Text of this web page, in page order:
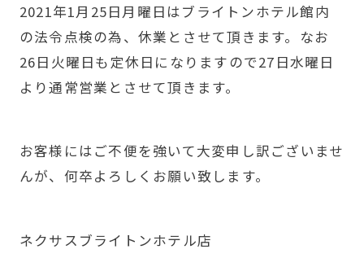
2021年1月25日月曜日はブライトンホテル館内
の法令点検の為、休業とさせて頂きます。なお
26日火曜日も定休日になりますので27日水曜日
より通常営業とさせて頂きます。
お客様にはご不便を強いて大変申し訳ございませ
んが、何卒よろしくお願い致します。
ネクサスブライトンホテル店